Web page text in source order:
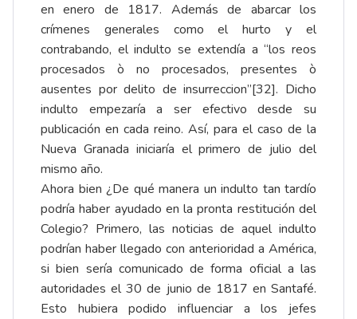
en enero de 1817. Además de abarcar los
crímenes generales como el hurto y el
contrabando, el indulto se extendía a “los reos
procesados ò no procesados, presentes ò
ausentes por delito de insurreccion”[32]. Dicho
indulto empezaría a ser efectivo desde su
publicación en cada reino. Así, para el caso de la
Nueva Granada iniciaría el primero de julio del
mismo año.
Ahora bien ¿De qué manera un indulto tan tardío
podría haber ayudado en la pronta restitución del
Colegio? Primero, las noticias de aquel indulto
podrían haber llegado con anterioridad a América,
si bien sería comunicado de forma oficial a las
autoridades el 30 de junio de 1817 en Santafé.
Esto hubiera podido influenciar a los jefes